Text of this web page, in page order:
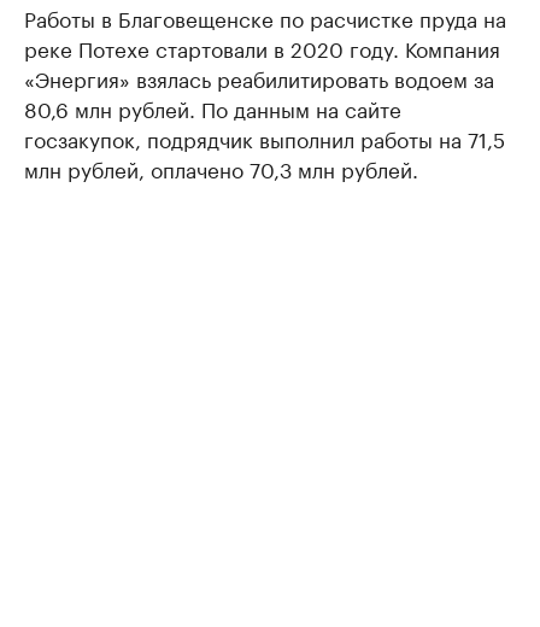
Работы в Благовещенске по расчистке пруда на
реке Потехе стартовали в 2020 году. Компания
«Энергия» взялась реабилитировать водоем за
80,6 млн рублей. По данным на сайте
госзакупок, подрядчик выполнил работы на 71,5
млн рублей, оплачено 70,3 млн рублей.